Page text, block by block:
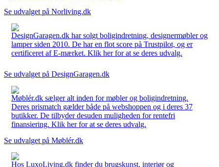
Se udvalget på Norliving.dk
DesignGaragen.dk har solgt boligindretning, designermøbler og
lamper siden 2010. De har en flot score på Trustpilot, og er
certificeret af E-mærket. Klik her for at se deres udvalg.
Se udvalget på DesignGaragen.dk
Møblér.dk sælger alt inden for møbler og boligindretning.
Deres prismatch gælder både på webshoppen og i deres 37
butikker. De tilbyder desuden muligheden for rentefri
finansiering. Klik her for at se deres udvalg.
Se udvalget på Møblér.dk
Hos LuxoLiving.dk finder du brugskunst, interiør og